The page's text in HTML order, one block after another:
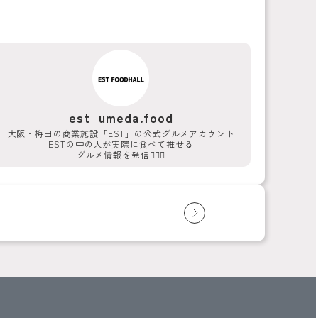
est_umeda.food
大阪・梅田の商業施設「EST」の公式グルメアカウント
ESTの中の人が実際に食べて推せる
グルメ情報を発信💁‍♀️✨